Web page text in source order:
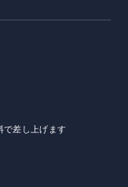
で差し上げます